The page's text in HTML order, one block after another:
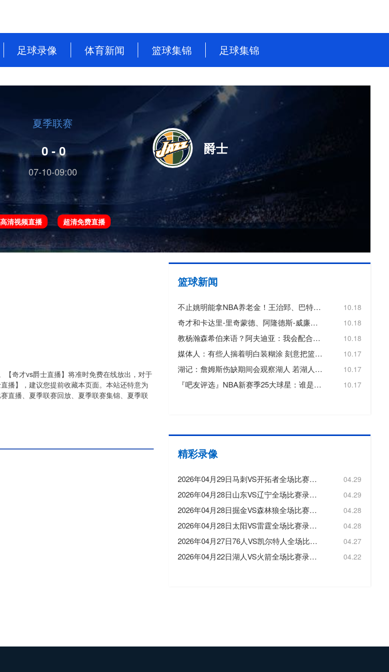
足球录像
西甲
德甲
中超
欧洲杯
欧冠
欧协联
体育新闻 篮球集锦
WNBA
NBL
WCBA
足球集锦
德甲
西甲
世界杯
欧冠
欧协联
中超
夏季联赛
0 - 0
07-10-09:00
爵士
高清视频直播 超清免费直播
奇才vs爵士直播】将准时免费在线放出，对于
播】，建议您提前收藏本页面。本站还特意为
直播、夏季联赛回放、夏季联赛集锦、夏季联
篮球新闻
不止姚明能拿NBA养老金！王治郅、巴特尔也都符合领取标准 10.18
奇才和卡达里-里奇蒙德、阿隆德斯-威廉姆斯签订Exhibit 10合同 10.18
教杨瀚森希伯来语？阿夫迪亚：我会配合他的情况 先帮他学好英语 10.18
媒体人：有些人揣着明白装糊涂 刻意把篮网主教练形容成一个恶人 10.17
湖记：詹姆斯伤缺期间会观察湖人 若湖人无法赢球他可能会离开 10.17
『吧友评选』NBA新赛季25大球星：谁是第四小前锋？ 10.17
精彩录像
2026年04月29日马刺VS开拓者全场比赛录像回放 04.29
2026年04月28日山东VS辽宁全场比赛录像回放 04.29
2026年04月28日掘金VS森林狼全场比赛录像回放 04.28
2026年04月28日太阳VS雷霆全场比赛录像回放 04.28
2026年04月27日76人VS凯尔特人全场比赛录像回放 04.27
2026年04月22日湖人VS火箭全场比赛录像回放 04.22